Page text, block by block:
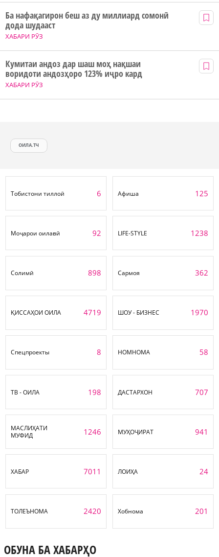
ХАБАРИ РӮЗ
Ба нафақагирон беш аз ду миллиард сомонӣ
дода шудааст
ХАБАРИ РӮЗ
Кумитаи андоз дар шаш моҳ нақшаи
воридоти андозҳоро 123% иҷро кард
ОИЛА.ТЧ
Тобистони тиллоӣ 6 Афиша 125
Моҷарои оилавӣ 92 LIFE-STYLE 1238
Солимӣ 898 Сармоя 362
ҚИССАҲОИ ОИЛА 4719 ШОУ - БИЗНЕС 1970
Спецпроекты 8 НОМНОМА 58
ТВ - ОИЛА 198 ДАСТАРХОН 707
МАСЛИҲАТИ
МУФИД
1246 МУҲОҶИРАТ 941
ХАБАР 7011 ЛОИҲА 24
ТОЛЕЪНОМА 2420 Хобнома 201
ОБУНА БА ХАБАРҲО